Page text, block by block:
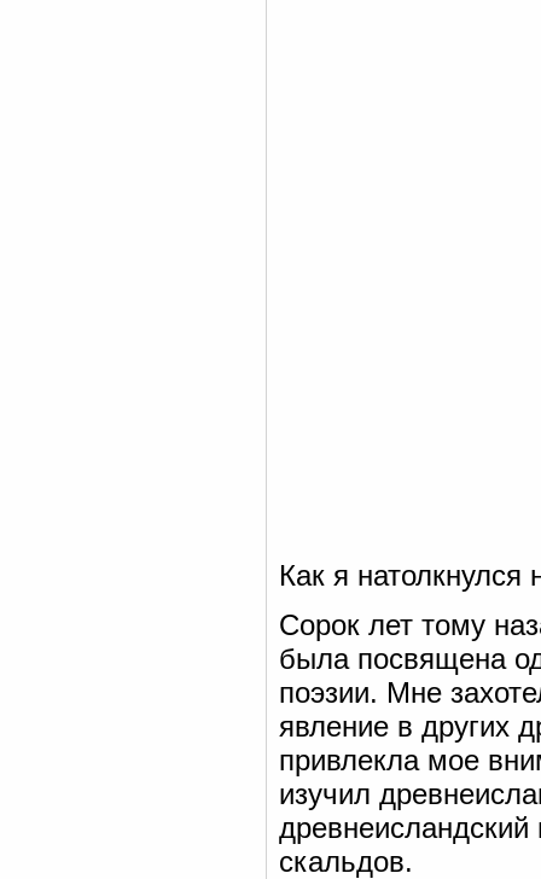
Как я
Сорок лет тому
была посвящена
поэзии. Мне
явление в других
привлекла мое
изучил
скальдов.